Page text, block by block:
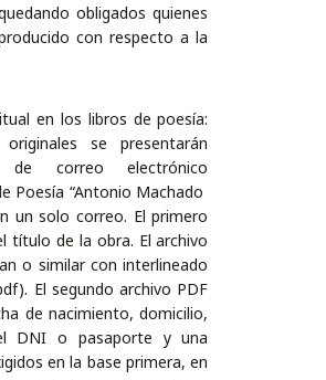
obligados quienes
con respecto a la
en los libros de poesía:
se presentarán
correo electrónico
Poesía “Antonio Machado
un solo correo. El primero
título de la obra. El archivo
o similar con interlineado
El segundo archivo PDF
de nacimiento, domicilio,
DNI o pasaporte y una
en la base primera, en